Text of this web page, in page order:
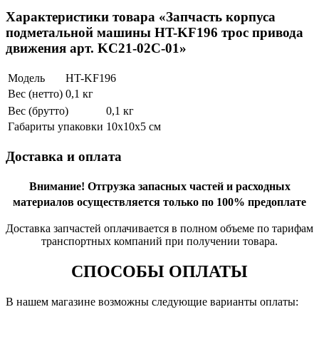
Характеристики товара «Запчасть корпуса
подметальной машины HT-KF196 трос привода
движения арт. KC21-02C-01»
Модель
HT-KF196
Вес (нетто) 0,1 кг
Вес (брутто)
0,1 кг
Габариты упаковки 10х10х5 см
Доставка и оплата
Внимание! Отгрузка запасных частей и расходных
материалов осуществляется только по 100% предоплате
Доставка запчастей оплачивается в полном объеме по тарифам
транспортных компаний при получении товара.
СПОСОБЫ ОПЛАТЫ
В нашем магазине возможны следующие варианты оплаты: